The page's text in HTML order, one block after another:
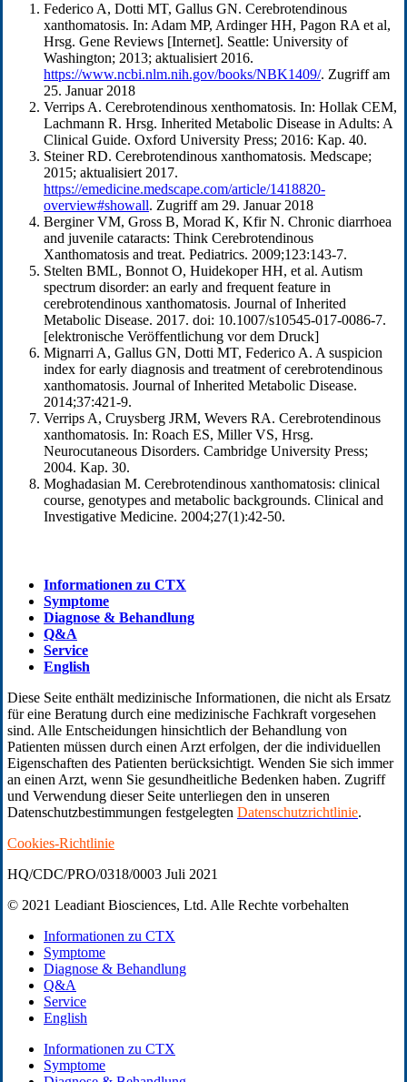
Federico A, Dotti MT, Gallus GN. Cerebrotendinous
xanthomatosis. In: Adam MP, Ardinger HH, Pagon RA et al,
Hrsg. Gene Reviews [Internet]. Seattle: University of
Washington; 2013; aktualisiert 2016.
https://www.ncbi.nlm.nih.gov/books/NBK1409/. Zugriff am
25. Januar 2018
Verrips A. Cerebrotendinous xenthomatosis. In: Hollak CEM,
Lachmann R. Hrsg. Inherited Metabolic Disease in Adults: A
Clinical Guide. Oxford University Press; 2016: Kap. 40.
Steiner RD. Cerebrotendinous xanthomatosis. Medscape;
2015; aktualisiert 2017.
https://emedicine.medscape.com/article/1418820-
overview#showall. Zugriff am 29. Januar 2018
Berginer VM, Gross B, Morad K, Kfir N. Chronic diarrhoea
and juvenile cataracts: Think Cerebrotendinous
Xanthomatosis and treat. Pediatrics. 2009;123:143-7.
Stelten BML, Bonnot O, Huidekoper HH, et al. Autism
spectrum disorder: an early and frequent feature in
cerebrotendinous xanthomatosis. Journal of Inherited
Metabolic Disease. 2017. doi: 10.1007/s10545-017-0086-7.
[elektronische Veröffentlichung vor dem Druck]
Mignarri A, Gallus GN, Dotti MT, Federico A. A suspicion
index for early diagnosis and treatment of cerebrotendinous
xanthomatosis. Journal of Inherited Metabolic Disease.
2014;37:421-9.
Verrips A, Cruysberg JRM, Wevers RA. Cerebrotendinous
xanthomatosis. In: Roach ES, Miller VS, Hrsg.
Neurocutaneous Disorders. Cambridge University Press;
2004. Kap. 30.
Moghadasian M. Cerebrotendinous xanthomatosis: clinical
course, genotypes and metabolic backgrounds. Clinical and
Investigative Medicine. 2004;27(1):42-50.
Informationen zu CTX
Symptome
Diagnose & Behandlung
Q&A
Service
English
Diese Seite enthält medizinische Informationen, die nicht als Ersatz
für eine Beratung durch eine medizinische Fachkraft vorgesehen
sind. Alle Entscheidungen hinsichtlich der Behandlung von
Patienten müssen durch einen Arzt erfolgen, der die individuellen
Eigenschaften des Patienten berücksichtigt. Wenden Sie sich immer
an einen Arzt, wenn Sie gesundheitliche Bedenken haben. Zugriff
und Verwendung dieser Seite unterliegen den in unseren
Datenschutzbestimmungen festgelegten Datenschutzrichtlinie.
Cookies-Richtlinie
HQ/CDC/PRO/0318/0003 Juli 2021
© 2021 Leadiant Biosciences, Ltd. Alle Rechte vorbehalten
Close
Menu
Informationen zu CTX
Symptome
Diagnose & Behandlung
Q&A
Service
English
Informationen zu CTX
Symptome